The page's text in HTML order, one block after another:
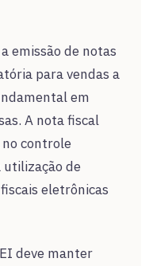
emissão de notas
para vendas a
em
A nota fiscal
no controle
utilização de
eletrônicas
deve manter